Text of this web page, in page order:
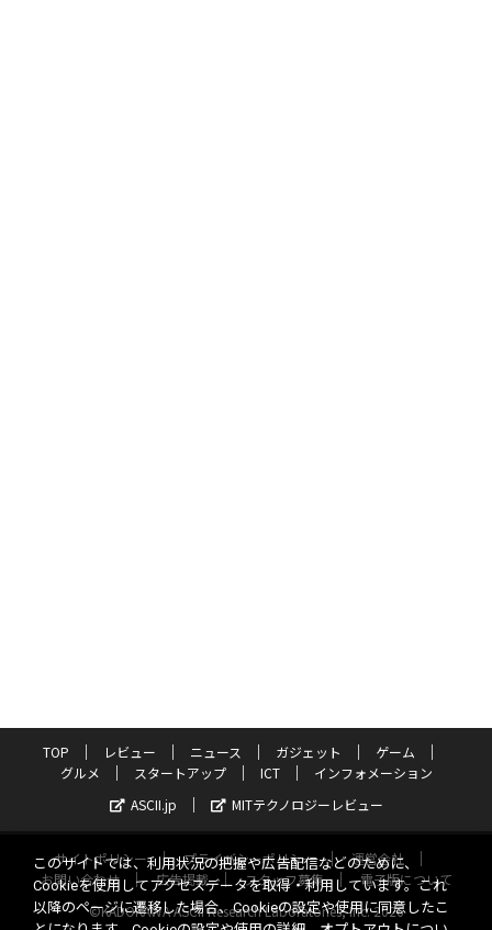
TOP レビュー ニュース ガジェット
ゲーム
グルメ
スタートアップ ICT
インフォメーション
ASCII.jp
MITテクノロジーレビュー
サイトポリシー プライバシーポリシー
運営会社
お問い合わせ
広告掲載 スタッフ募集
電子版について
©KADOKAWA ASCII Research Laboratories, Inc. 2026
このサイトでは、利用状況の把握や広告配信などのために、
Cookieを使用してアクセスデータを取得・利用しています。これ
以降のページに遷移した場合、Cookieの設定や使用に同意したこ